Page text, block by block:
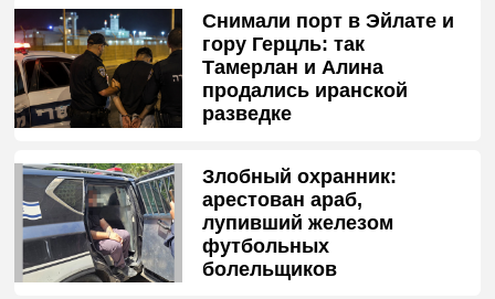
Снимали порт в Эйлате и
гору Герцль: так
Тамерлан и Алина
продались иранской
разведке
Злобный охранник:
арестован араб,
лупивший железом
футбольных
болельщиков